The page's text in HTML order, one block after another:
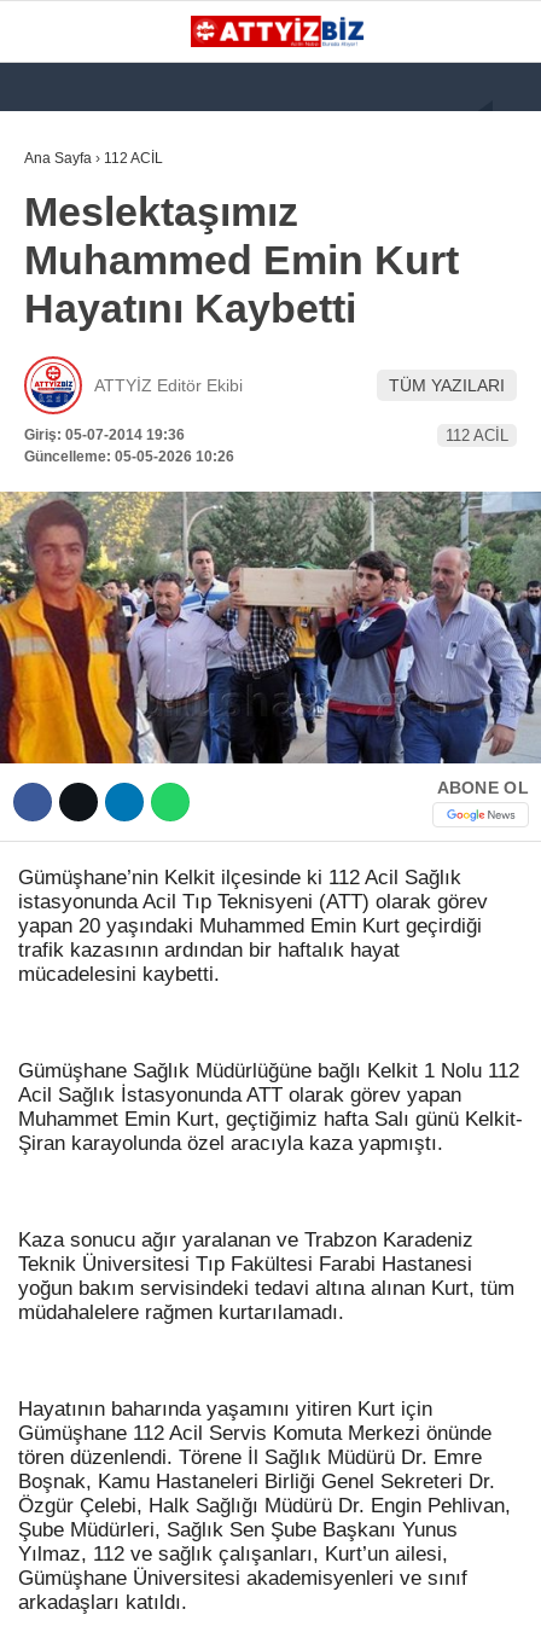
WhatsApp İhbar
Hattı
Facebook
TikTok
Telegram
KATEGORİLER
GÜNDEM
112 ACİL
ATT
PARAMEDİK (AABT)
STK
İLANLAR
TERCİH ROBOTU
Ana Sayfa › 112 ACİL
Meslektaşımız
Muhammed Emin Kurt
Hayatını Kaybetti
ATTYİZ Editör Ekibi TÜM YAZILARI
Giriş: 05-07-2014 19:36
Güncelleme: 05-05-2026 10:26
112 ACİL
ABONE OL
Gümüşhane’nin Kelkit ilçesinde ki 112 Acil Sağlık
istasyonunda Acil Tıp Teknisyeni (ATT) olarak görev
yapan 20 yaşındaki Muhammed Emin Kurt geçirdiği
trafik kazasının ardından bir haftalık hayat
mücadelesini kaybetti.
Gümüşhane Sağlık Müdürlüğüne bağlı Kelkit 1 Nolu 112
Acil Sağlık İstasyonunda ATT olarak görev yapan
Muhammet Emin Kurt, geçtiğimiz hafta Salı günü Kelkit-
Şiran karayolunda özel aracıyla kaza yapmıştı.
Kaza sonucu ağır yaralanan ve Trabzon Karadeniz
Teknik Üniversitesi Tıp Fakültesi Farabi Hastanesi
yoğun bakım servisindeki tedavi altına alınan Kurt, tüm
müdahalelere rağmen kurtarılamadı.
Hayatının baharında yaşamını yitiren Kurt için
Gümüşhane 112 Acil Servis Komuta Merkezi önünde
tören düzenlendi. Törene İl Sağlık Müdürü Dr. Emre
Boşnak, Kamu Hastaneleri Birliği Genel Sekreteri Dr.
Özgür Çelebi, Halk Sağlığı Müdürü Dr. Engin Pehlivan,
Şube Müdürleri, Sağlık Sen Şube Başkanı Yunus
Yılmaz, 112 ve sağlık çalışanları, Kurt’un ailesi,
Gümüşhane Üniversitesi akademisyenleri ve sınıf
arkadaşları katıldı.